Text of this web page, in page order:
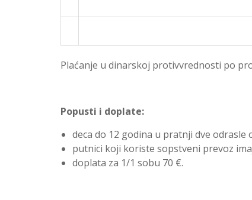
Plaćanje u dinarskoj protivvrednosti po
Popusti i doplate:
deca do 12 godina u pratnji dve odrasle
putnici koji koriste sopstveni prevoz
doplata za 1/1 sobu 70 €.